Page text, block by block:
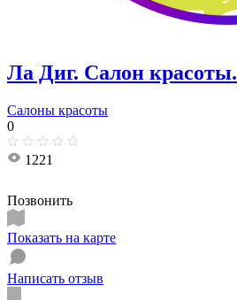
Ла Диг. Салон красоты.
Салоны красоты
0
1221
Позвонить
Показать на карте
Написать отзыв